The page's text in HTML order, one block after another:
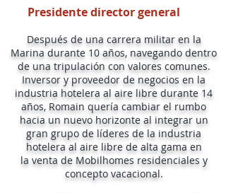
Presidente director general
Después de una carrera militar en la
Marina durante 10 años, navegando dentro
de una tripulación con valores comunes.
Inversor y proveedor de negocios en la
industria hotelera al aire libre durante 14
años, Romain quería cambiar el rumbo
hacia un nuevo horizonte al integrar un
gran grupo de líderes de la industria
hotelera al aire libre de alta gama en
la venta de Mobilhomes residenciales y
concepto vacacional.